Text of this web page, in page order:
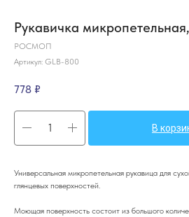
Рукавичка
РОСМОП
Артикул: GLB-800
778 ₽
В
Универсальная микропетельная рукавица для
глянцевых поверхностей.
Моющая поверхность состоит из большого